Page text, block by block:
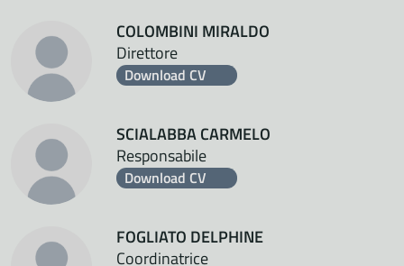
COLOMBINI MIRALDO
Direttore
Download CV
SCIALABBA CARMELO
Responsabile
Download CV
FOGLIATO DELPHINE
Coordinatrice